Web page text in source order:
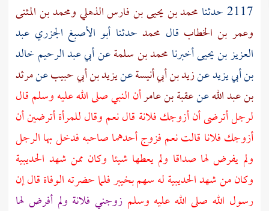
2117 حدثنا محمد بن يحيى بن فارس الذهليومحمد بن المثنى
وعمر بن الخطاب قال محمد حدثنا أبو الأصبغ الجزري عبد
العزيز بن يحيىأخبرنا محمد بن سلمةعنأبي عبد الرحيم خالد
بن أبي يزيدعنزيد بن أبي أنيسةعنيزيد بن أبي حبيبعنمرثد
بن عبد اللهعنعقبة بن عامرأن النبي صلى الله عليه وسلم قال
لرجل أترضى أن أزوجك فلانة قال نعم وقال للمرأة أترضين أن
أزوجك فلانا قالت نعم فزوج أحدهما صاحبه فدخل بها الرجل
ولم يفرض لها صداقا ولم يعطها شيئا وكان ممن شهد الحديبية
وكان من شهدالحديبيةله سهمبخيبرفلما حضرته الوفاة قال إن
رسول الله صلى الله عليه وسلمزوجني فلانة ولم أفرض لها